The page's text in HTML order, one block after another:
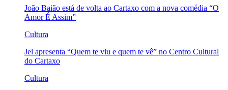
João Baião está de volta ao Cartaxo com a nova comédia “O
Amor É Assim”
Cultura
Jel apresenta “Quem te viu e quem te vê” no Centro Cultural
do Cartaxo
Cultura